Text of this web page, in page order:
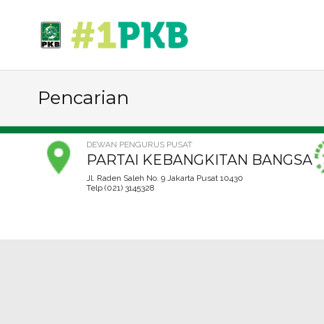
Pencarian
DEWAN PENGURUS PUSAT
PARTAI KEBANGKITAN BANGSA
Jl. Raden Saleh No. 9 Jakarta Pusat 10430
Telp (021) 3145328